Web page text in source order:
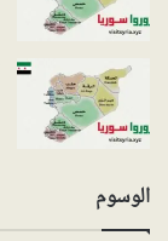
الوسوم